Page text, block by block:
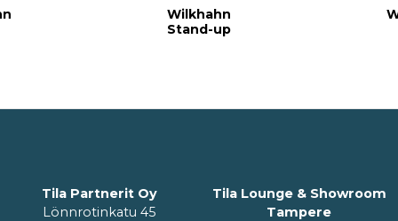
Wilkhahn
Stand-up
Tila Partnerit Oy
Lönnrotinkatu 45
Tila Lounge & Showroom
Tampere